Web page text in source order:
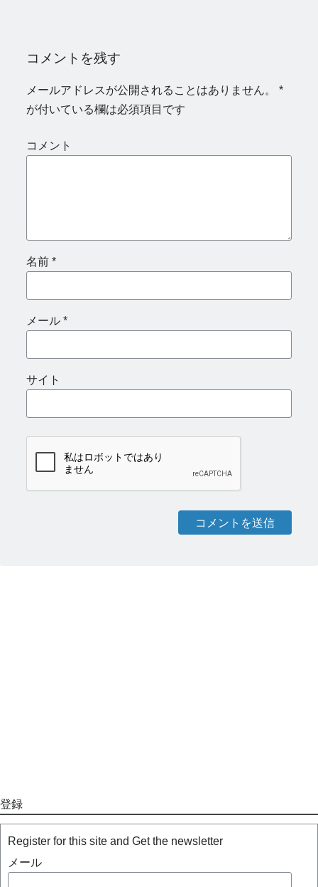
コメントを残す
メールアドレスが公開されることはありません。
*
が付いている欄は必須項目です
コメント
名前*
メール*
サイト
登録
Register for this site and Get the newsletter
メール